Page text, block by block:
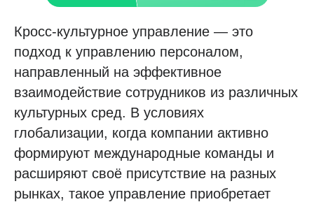
Кросс-культурное управление — это
подход к управлению персоналом,
направленный на эффективное
взаимодействие сотрудников из различных
культурных сред. В условиях
глобализации, когда компании активно
формируют международные команды и
расширяют своё присутствие на разных
рынках, такое управление приобретает